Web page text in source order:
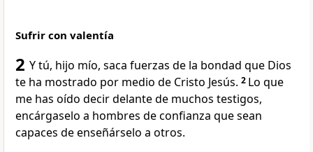
Sufrir con valentía
2 Y tú, hijo mío, saca fuerzas de la bondad que Dios
te ha mostrado por medio de Cristo Jesús. 2 Lo que
me has oído decir delante de muchos testigos,
encárgaselo a hombres de confianza que sean
capaces de enseñárselo a otros.